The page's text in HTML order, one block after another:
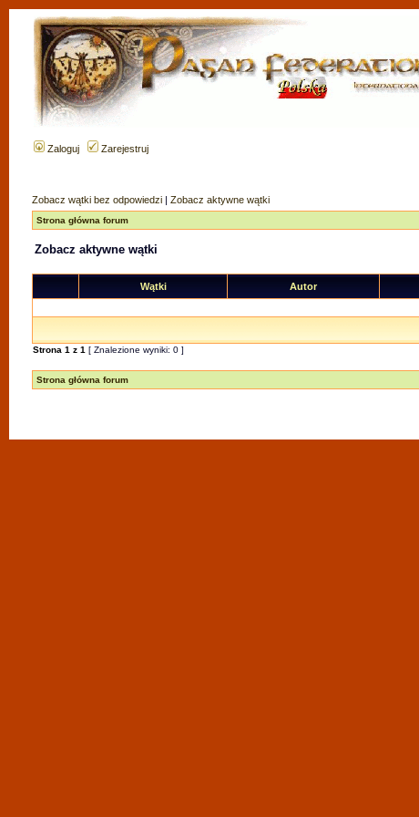
Zaloguj Zarejestruj
Zobacz wątki bez odpowiedzi | Zobacz aktywne wątki
Strona główna forum
Zobacz aktywne wątki
Wątki Autor
Strona 1 z 1 [ Znalezione wyniki: 0 ]
Strona główna forum